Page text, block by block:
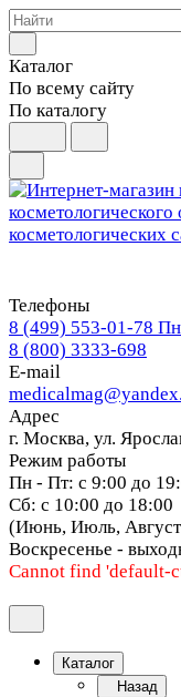
Каталог
По всему сайту
По каталогу
Телефоны
8 (499) 553-01-78
8 (800) 3333-698
E-mail
Адрес
г. Москва, ул.
Режим работы
Пн - Пт: с 9:00 до
Сб: с 10:00 до 18:00
(Июнь, Июль,
Воскресенье -
Cannot find 'default-
Каталог
Назад